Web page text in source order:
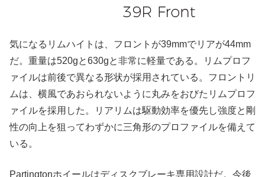
気になるリムハイトは、フロントが39mmでリアが44mm
だ。重量は520gと630gと非常に軽量である。リムプロフ
ァイルは前後で異なる形状が採用されている。フロントリ
ムは、横風であおられないように丸みをおびたリムプロフ
ァイルを採用した。リアリムは駆動効率を優先し強度と剛
性の向上を狙ってわずかに三角形のプロファイルを備えて
いる。
Partingtonホイールはディスクブレーキ専用設計だ。今後